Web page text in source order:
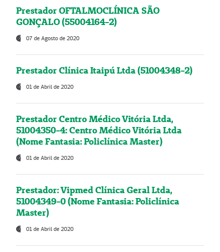
Prestador OFTALMOCLÍNICA SÃO
GONÇALO (55004164-2)
07 de Agosto de 2020
Prestador Clínica Itaipú Ltda (51004348-2)
01 de Abril de 2020
Prestador Centro Médico Vitória Ltda,
51004350-4: Centro Médico Vitória Ltda
(Nome Fantasia: Policlínica Master)
01 de Abril de 2020
Prestador: Vipmed Clínica Geral Ltda,
51004349-0 (Nome Fantasia: Policlínica
Master)
01 de Abril de 2020